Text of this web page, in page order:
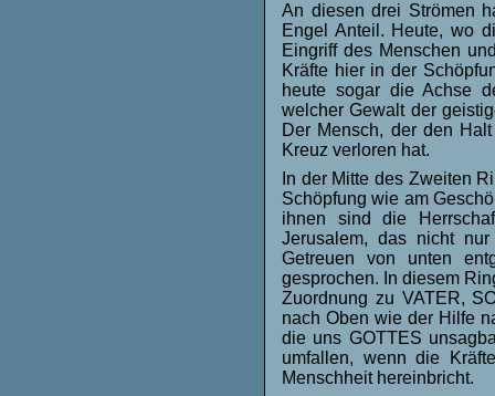
An diesen drei Strömen
Engel Anteil. Heute, wo
Eingriff des Menschen
Kräfte hier in der
heute sogar die Achse
welcher Gewalt der
Der Mensch, der den
Kreuz verloren hat.
In der Mitte des Zweiten
Schöpfung wie am
ihnen sind die
Jerusalem, das nicht
Getreuen von unten
gesprochen. In diesem
Zuordnung zu VATER,
nach Oben wie der Hilfe
die uns GOTTES
umfallen, wenn die
Menschheit hereinbricht.